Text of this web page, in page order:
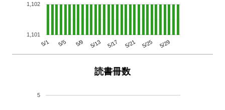
5/1 5/5 5/9 5/13 5/17 5/21 5/25 5/29
1,101
1,102
読書冊数
5